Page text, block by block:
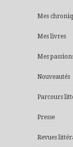
Mes
Mes livres
Mes
Nouveautés
Parcours
Presse
Revues